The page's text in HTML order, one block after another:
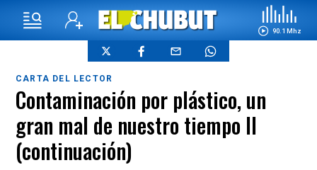
90.1 Mhz
CARTA DEL LECTOR
Contaminación por plástico, un
gran mal de nuestro tiempo II
(continuación)